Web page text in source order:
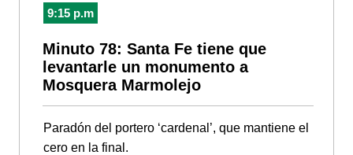
9:15 p.m
Minuto 78: Santa Fe tiene que
levantarle un monumento a
Mosquera Marmolejo
Paradón del portero ‘cardenal’, que mantiene el
cero en la final.